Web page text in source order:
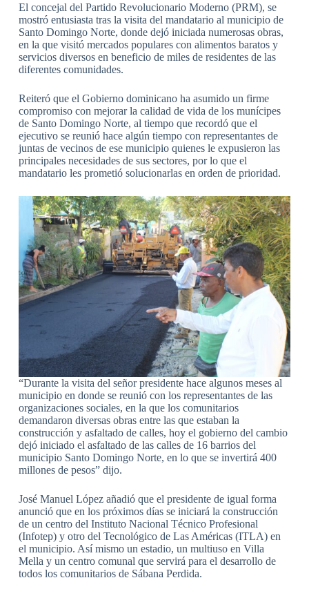
El concejal del Partido Revolucionario Moderno (PRM), se
mostró entusiasta tras la visita del mandatario al municipio de
Santo Domingo Norte, donde dejó iniciada numerosas obras,
en la que visitó mercados populares con alimentos baratos y
servicios diversos en beneficio de miles de residentes de las
diferentes comunidades.
Reiteró que el Gobierno dominicano ha asumido un firme
compromiso con mejorar la calidad de vida de los munícipes
de Santo Domingo Norte, al tiempo que recordó que el
ejecutivo se reunió hace algún tiempo con representantes de
juntas de vecinos de ese municipio quienes le expusieron las
principales necesidades de sus sectores, por lo que el
mandatario les prometió solucionarlas en orden de prioridad.
“Durante la visita del señor presidente hace algunos meses al
municipio en donde se reunió con los representantes de las
organizaciones sociales, en la que los comunitarios
demandaron diversas obras entre las que estaban la
construcción y asfaltado de calles, hoy el gobierno del cambio
dejó iniciado el asfaltado de las calles de 16 barrios del
municipio Santo Domingo Norte, en lo que se invertirá 400
millones de pesos” dijo.
José Manuel López añadió que el presidente de igual forma
anunció que en los próximos días se iniciará la construcción
de un centro del Instituto Nacional Técnico Profesional
(Infotep) y otro del Tecnológico de Las Américas (ITLA) en
el municipio. Así mismo un estadio, un multiuso en Villa
Mella y un centro comunal que servirá para el desarrollo de
todos los comunitarios de Sábana Perdida.